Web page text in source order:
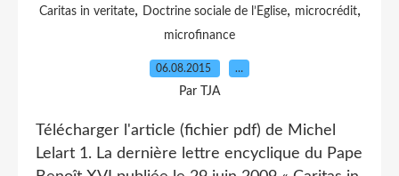
Caritas in veritate, Doctrine sociale de l’Eglise, microcrédit,
microfinance
06.08.2015 …
Par TJA
Télécharger l'article (fichier pdf) de Michel
Lelart 1. La dernière lettre encyclique du Pape